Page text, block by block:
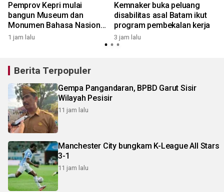
Pemprov Kepri mulai
bangun Museum dan
Monumen Bahasa Nasional
di Penyengat
1 jam lalu
Kemnaker buka peluang
disabilitas asal Batam ikut
program pembekalan kerja
3 jam lalu
Berita Terpopuler
Gempa Pangandaran, BPBD Garut Sisir
Wilayah Pesisir
11 jam lalu
Manchester City bungkam K-League All Stars
3-1
11 jam lalu